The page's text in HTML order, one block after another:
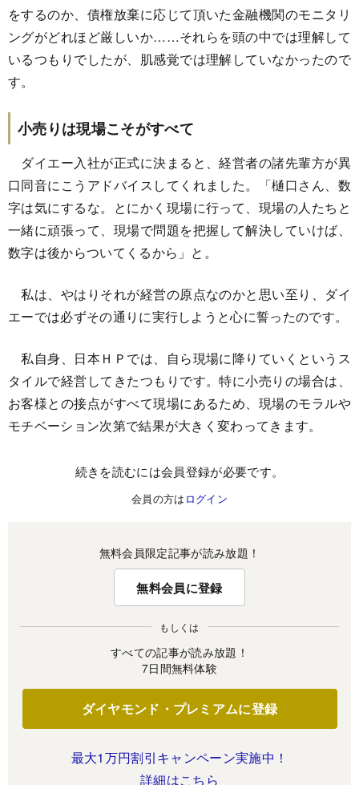
をするのか、債権放棄に応じて頂いた金融機関のモニタリ
ングがどれほど厳しいか……それらを頭の中では理解して
いるつもりでしたが、肌感覚では理解していなかったので
す。
小売りは現場こそがすべて
ダイエー入社が正式に決まると、経営者の諸先輩方が異
口同音にこうアドバイスしてくれました。「樋口さん、数
字は気にするな。とにかく現場に行って、現場の人たちと
一緒に頑張って、現場で問題を把握して解決していけば、
数字は後からついてくるから」と。
私は、やはりそれが経営の原点なのかと思い至り、ダイ
エーでは必ずその通りに実行しようと心に誓ったのです。
私自身、日本ＨＰでは、自ら現場に降りていくというス
タイルで経営してきたつもりです。特に小売りの場合は、
お客様との接点がすべて現場にあるため、現場のモラルや
モチベーション次第で結果が大きく変わってきます。
続きを読むには会員登録が必要です。
会員の方は ログイン
無料会員限定記事が読み放題！
無料会員に登録
もしくは
すべての記事が読み放題！
7日間無料体験
ダイヤモンド・プレミアムに登録
最大1万円割引キャンペーン実施中！
詳細はこちら